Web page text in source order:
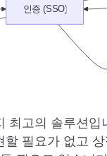
최고의 솔루션입
할 필요가 없고